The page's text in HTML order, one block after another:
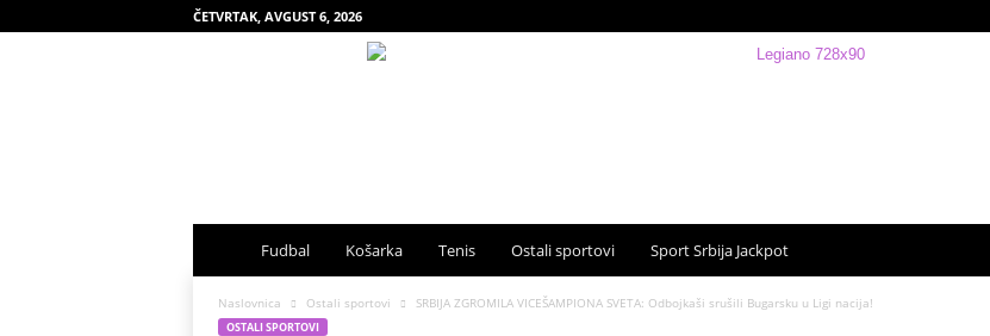
ČETVRTAK, AVGUST 6, 2026
p
Fudbal Košarka Tenis Ostali sportovi Sport Srbija Jackpot
Naslovnica Ostali sportovi SRBIJA ZGROMILA VICEŠAMPIONA SVETA: Odbojkaši srušili Bugarsku u Ligi nacija!
OSTALI SPORTOVI